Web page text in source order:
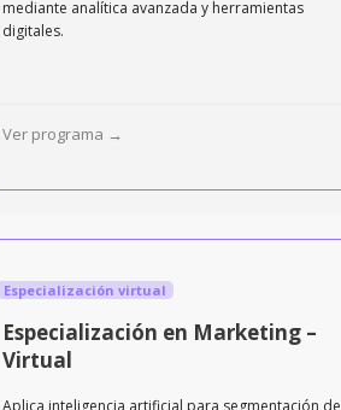
mediante analítica avanzada y herramientas
digitales.
Ver programa →
virtual
Especialización en Marketing –
Virtual
Aplica inteligencia artificial para segmentación de